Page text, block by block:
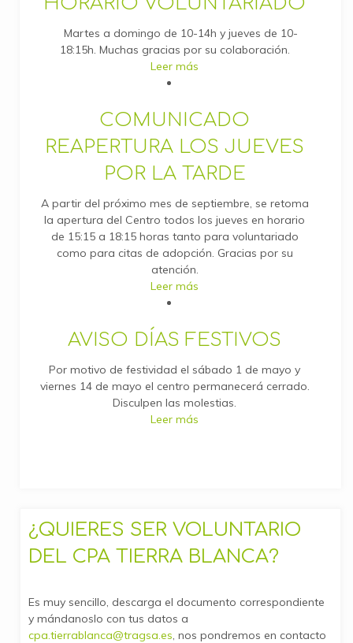
Martes a domingo de 10-14h y jueves de 10-
18:15h. Muchas gracias por su colaboración.
Leer más
COMUNICADO
REAPERTURA LOS JUEVES
POR LA TARDE
A partir del próximo mes de septiembre, se retoma
la apertura del Centro todos los jueves en horario
de 15:15 a 18:15 horas tanto para voluntariado
como para citas de adopción. Gracias por su
atención.
Leer más
AVISO DÍAS FESTIVOS
Por motivo de festividad el sábado 1 de mayo y
viernes 14 de mayo el centro permanecerá cerrado.
Disculpen las molestias.
Leer más
¿QUIERES SER VOLUNTARIO
DEL CPA TIERRA BLANCA?
Es muy sencillo, descarga el documento correspondiente
y mándanoslo con tus datos a
cpa.tierrablanca@tragsa.es, nos pondremos en contacto